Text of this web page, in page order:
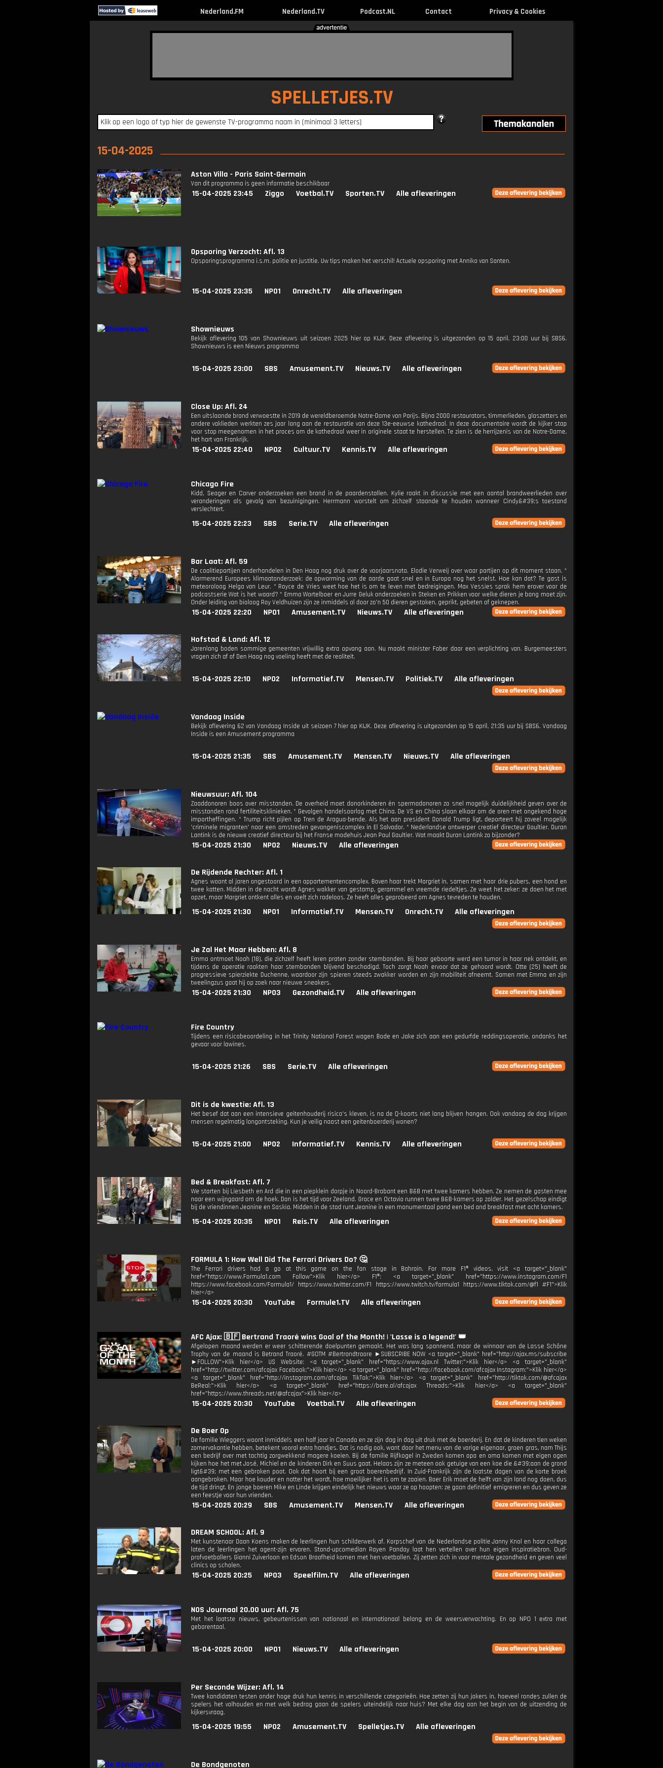
Nederland.FM Nederland.TV Podcast.NL Contact Privacy & Cookies
SPELLETJES.TV
15-04-2025
Aston Villa - Paris Saint-Germain
Van dit programma is geen informatie beschikbaar
15-04-2025 23:45 Ziggo Voetbal.TV Sporten.TV Alle afleveringen
Opsporing Verzocht: Afl. 13
Opsporingsprogramma i.s.m. politie en justitie. Uw tips maken het verschil! Actuele opsporing met Anniko van Santen.
15-04-2025 23:35 NPO1 Onrecht.TV Alle afleveringen
Shownieuws
Bekijk aflevering 105 van Shownieuws uit seizoen 2025 hier op KIJK. Deze aflevering is uitgezonden op 15 april, 23:00 uur bij SBS6.
Shownieuws is een Nieuws programma
15-04-2025 23:00 SBS Amusement.TV Nieuws.TV Alle afleveringen
Close Up: Afl. 24
Een uitslaande brand verwoestte in 2019 de wereldberoemde Notre-Dame van Parijs. Bijna 2000 restaurators, timmerlieden, glaszetters en
andere vaklieden werkten zes jaar lang aan de restauratie van deze 13e-eeuwse kathedraal. In deze documentaire wordt de kijker stap
voor stap meegenomen in het proces om de kathedraal weer in originele staat te herstellen. Te zien is de herrijzenis van de Notre-Dame,
het hart van Frankrijk.
15-04-2025 22:40 NPO2 Cultuur.TV Kennis.TV Alle afleveringen
Chicago Fire
Kidd, Seager en Carver onderzoeken een brand in de paardenstallen. Kylie raakt in discussie met een aantal brandweerlieden over
veranderingen als gevolg van bezuinigingen. Herrmann worstelt om zichzelf staande te houden wanneer Cindy&#39;s toestand
verslechtert.
15-04-2025 22:23 SBS Serie.TV Alle afleveringen
Bar Laat: Afl. 59
De coalitiepartijen onderhandelen in Den Haag nog druk over de voorjaarsnota. Elodie Verweij over waar partijen op dit moment staan. *
Alarmerend Europees klimaatonderzoek: de opwarming van de aarde gaat snel en in Europa nog het snelst. Hoe kan dat? Te gast is
meteoroloog Helga van Leur. * Royce de Vries weet hoe het is om te leven met bedreigingen. Max Vessies sprak hem erover voor de
podcastserie Wat is het waard? * Emma Wortelboer en Jurre Geluk onderzoeken in Steken en Prikken voor welke dieren je bang moet zijn.
Onder leiding van bioloog Roy Veldhuizen zijn ze inmiddels al door zo'n 50 dieren gestoken, geprikt, gebeten of geknepen.
15-04-2025 22:20 NPO1 Amusement.TV Nieuws.TV Alle afleveringen
Hofstad & Land: Afl. 12
Jarenlang boden sommige gemeenten vrijwillig extra opvang aan. Nu maakt minister Faber daar een verplichting van. Burgemeesters
vragen zich af of Den Haag nog voeling heeft met de realiteit.
15-04-2025 22:10 NPO2 Informatief.TV Mensen.TV Politiek.TV Alle afleveringen
Vandaag Inside
Bekijk aflevering 62 van Vandaag Inside uit seizoen 7 hier op KIJK. Deze aflevering is uitgezonden op 15 april, 21:35 uur bij SBS6. Vandaag
Inside is een Amusement programma
15-04-2025 21:35 SBS Amusement.TV Mensen.TV Nieuws.TV Alle afleveringen
Nieuwsuur: Afl. 104
Zaaddonoren boos over misstanden. De overheid moet donorkinderen én spermadonoren zo snel mogelijk duidelijkheid geven over de
misstanden rond fertiliteitsklinieken. * Gevolgen handelsoorlog met China. De VS en China slaan elkaar om de oren met ongekend hoge
importheffingen. * Trump richt pijlen op Tren de Aragua-bende. Als het aan president Donald Trump ligt, deporteert hij zoveel mogelijk
'criminele migranten' naar een omstreden gevangeniscomplex in El Salvador. * Nederlandse ontwerper creatief directeur Gaultier. Duran
Lantink is de nieuwe creatief directeur bij het Franse modehuis Jean Paul Gaultier. Wat maakt Duran Lantink zo bijzonder?
15-04-2025 21:30 NPO2 Nieuws.TV Alle afleveringen
De Rijdende Rechter: Afl. 1
Agnes woont al jaren ongestoord in een appartementencomplex. Boven haar trekt Margriet in, samen met haar drie pubers, een hond en
twee katten. Midden in de nacht wordt Agnes wakker van gestamp, gerammel en vreemde riedeltjes. Ze weet het zeker: ze doen het met
opzet, maar Margriet ontkent alles en voelt zich radeloos. Ze heeft alles geprobeerd om Agnes tevreden te houden.
15-04-2025 21:30 NPO1 Informatief.TV Mensen.TV Onrecht.TV Alle afleveringen
Je Zal Het Maar Hebben: Afl. 8
Emma ontmoet Noah (18), die zichzelf heeft leren praten zonder stembanden. Bij haar geboorte werd een tumor in haar nek ontdekt, en
tijdens de operatie raakten haar stembanden blijvend beschadigd. Toch zorgt Noah ervoor dat ze gehoord wordt. Otte (25) heeft de
progressieve spierziekte Duchenne, waardoor zijn spieren steeds zwakker worden en zijn mobiliteit afneemt. Samen met Emma en zijn
tweelingzus gaat hij op zoek naar nieuwe sneakers.
15-04-2025 21:30 NPO3 Gezondheid.TV Alle afleveringen
Fire Country
Tijdens een risicobeoordeling in het Trinity National Forest wagen Bode en Jake zich aan een gedurfde reddingsoperatie, ondanks het
gevaar voor lawines.
15-04-2025 21:26 SBS Serie.TV Alle afleveringen
Dit is de kwestie: Afl. 13
Het besef dat aan een intensieve geitenhouderij risico's kleven, is na de Q-koorts niet lang blijven hangen. Ook vandaag de dag krijgen
mensen regelmatig longontsteking. Kun je veilig naast een geitenboerderij wonen?
15-04-2025 21:00 NPO2 Informatief.TV Kennis.TV Alle afleveringen
Bed & Breakfast: Afl. 7
We starten bij Liesbeth en Ard die in een piepklein dorpje in Noord-Brabant een B&B met twee kamers hebben. Ze nemen de gasten mee
naar een wijngaard om de hoek. Dan is het tijd voor Zeeland. Grace en Octavio runnen twee B&B-kamers op zolder. Het gezelschap eindigt
bij de vriendinnen Jeanine en Saskia. Midden in de stad runt Jeanine in een monumentaal pand een bed and breakfast met acht kamers.
15-04-2025 20:35 NPO1 Reis.TV Alle afleveringen
FORMULA 1: How Well Did The Ferrari Drivers Do? 🤔
The Ferrari drivers had a go at this game on the fan stage in Bahrain. For more F1® videos, visit <a target="_blank"
href="https://www.Formula1.com Follow">Klik hier</a> F1®: <a target="_blank" href="https://www.instagram.com/F1
https://www.facebook.com/Formula1/ https://www.twitter.com/F1 https://www.twitch.tv/formula1 https://www.tiktok.com/@f1 #F1">Klik
hier</a>
15-04-2025 20:30 YouTube Formule1.TV Alle afleveringen
AFC Ajax: 🇧🇫 Bertrand Traoré wins Goal of the Month! | 'Lasse is a legend!' 👑
Afgelopen maand werden er weer schitterende doelpunten gemaakt. Het was lang spannend, maar de winnaar van de Lasse Schöne
Trophy van de maand is Betrand Traoré. #GOTM #Bertrandtraore ►SUBSCRIBE NOW <a target="_blank" href="http://ajax.ms/subscribe
►FOLLOW">Klik hier</a> US Website: <a target="_blank" href="https://www.ajax.nl Twitter:">Klik hier</a> <a target="_blank"
href="http://twitter.com/afcajax Facebook:">Klik hier</a> <a target="_blank" href="http://facebook.com/afcajax Instagram:">Klik hier</a>
<a target="_blank" href="http://instagram.com/afcajax TikTok:">Klik hier</a> <a target="_blank" href="http://tiktok.com/@afcajax
BeReal:">Klik hier</a> <a target="_blank" href="https://bere.al/afcajax Threads:">Klik hier</a> <a target="_blank"
href="https://www.threads.net/@afcajax">Klik hier</a>
15-04-2025 20:30 YouTube Voetbal.TV Alle afleveringen
De Boer Op
De familie Wieggers woont inmiddels een half jaar in Canada en ze zijn dag in dag uit druk met de boerderij. En dat de kinderen tien weken
zomervakantie hebben, betekent vooral extra handjes. Dat is nodig ook, want door het menu van de vorige eigenaar, groen gras, nam Thijs
een bedrijf over met tachtig zorgwekkend magere koeien. Bij de familie Rijfkogel in Zweden komen opa en oma komen met eigen ogen
kijken hoe het met José, Michiel en de kinderen Dirk en Suus gaat. Helaas zijn ze meteen ook getuige van een koe die &#39;aan de grond
ligt&#39; met een gebroken poot. Ook dat hoort bij een groot boerenbedrijf. In Zuid-Frankrijk zijn de laatste dagen van de korte broek
aangebroken. Maar hoe kouder en natter het wordt, hoe moeilijker het is om te zaaien. Boer Erik moet de helft van zijn land nog doen, dus
de tijd dringt. En jonge boeren Mike en Linde krijgen eindelijk het nieuws waar ze op hoopten: ze gaan definitief emigreren en dus geven ze
een feestje voor hun vrienden.
15-04-2025 20:29 SBS Amusement.TV Mensen.TV Alle afleveringen
DREAM SCHOOL: Afl. 9
Met kunstenaar Daan Koens maken de leerlingen hun schilderwerk af. Korpschef van de Nederlandse politie Janny Knol en haar collega
laten de leerlingen het agent-zijn ervaren. Stand-upcomedian Rayen Panday laat hen vertellen over hun eigen inspiratiebron. Oud-
profvoetballers Gianni Zuiverloon en Edson Braafheid komen met hen voetballen. Zij zetten zich in voor mentale gezondheid en geven veel
clinics op scholen.
15-04-2025 20:25 NPO3 Speelfilm.TV Alle afleveringen
NOS Journaal 20.00 uur: Afl. 75
Met het laatste nieuws, gebeurtenissen van nationaal en internationaal belang en de weersverwachting. En op NPO 1 extra met
gebarentaal.
15-04-2025 20:00 NPO1 Nieuws.TV Alle afleveringen
Per Seconde Wijzer: Afl. 14
Twee kandidaten testen onder hoge druk hun kennis in verschillende categorieën. Hoe zetten zij hun jokers in, hoeveel rondes zullen de
spelers het volhouden en met welk bedrag gaan de spelers uiteindelijk naar huis? Met elke dag aan het begin van de uitzending de
kijkersvraag.
15-04-2025 19:55 NPO2 Amusement.TV Spelletjes.TV Alle afleveringen
De Bondgenoten